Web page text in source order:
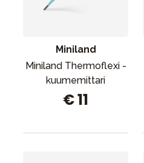
Miniland
Miniland Thermoflexi -
kuumemittari
€ 11